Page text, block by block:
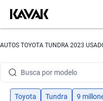
AUTOS TOYOTA TUNDRA 2023
Busca por modelo
Busca por versión
Toyota Tundra 9